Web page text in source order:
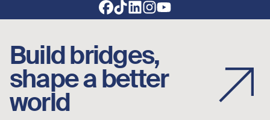
Build bridges,
shape a better
world